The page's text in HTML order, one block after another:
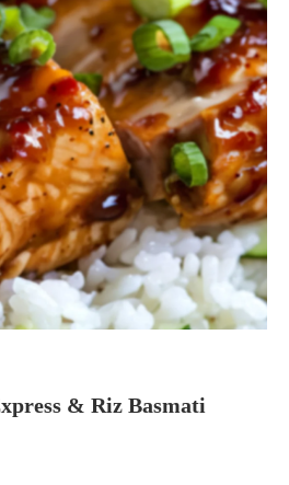
& Riz Basmati